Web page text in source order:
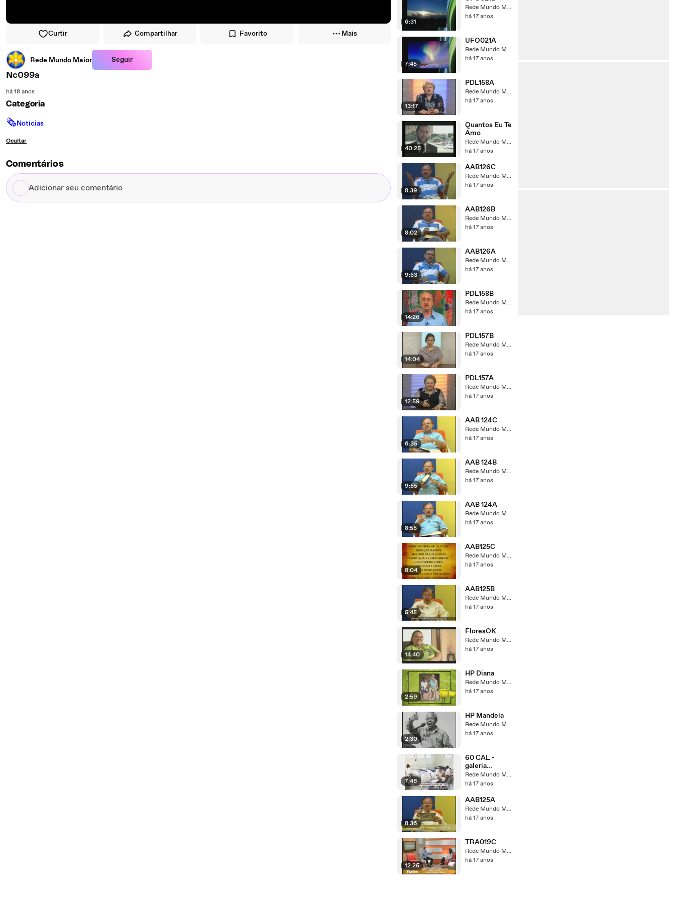
Curtir Compartilhar Favorito Mais
Rede Mundo Maior Seguir
Nc099a
há 18 anos
Categoria
🗞Notícias
Ocultar
Comentários
Adicionar
seu
6:31
Rede Mundo Maior
há 17 anos
7:45
UFO021A
Rede Mundo Maior
há 17 anos
13:17
PDL158A
Rede Mundo Maior
há 17 anos
40:25
Quantos Eu Te
Amo
Rede Mundo Maior
há 17 anos
8:39
AAB126C
Rede Mundo Maior
há 17 anos
8:02
AAB126B
Rede Mundo Maior
há 17 anos
9:53
AAB126A
Rede Mundo Maior
há 17 anos
14:26
PDL158B
Rede Mundo Maior
há 17 anos
14:04
PDL157B
Rede Mundo Maior
há 17 anos
12:59
PDL157A
Rede Mundo Maior
há 17 anos
6:35
AAB 124C
Rede Mundo Maior
há 17 anos
9:55
AAB 124B
Rede Mundo Maior
há 17 anos
8:55
AAB 124A
Rede Mundo Maior
há 17 anos
8:04
AAB125C
Rede Mundo Maior
há 17 anos
5:45
AAB125B
Rede Mundo Maior
há 17 anos
14:40
FloresOK
Rede Mundo Maior
há 17 anos
2:59
HP Diana
Rede Mundo Maior
há 17 anos
2:30
HP Mandela
Rede Mundo Maior
há 17 anos
7:46
60 CAL -
galeria
especiais
tvmm
Rede Mundo Maior
há 17 anos
8:36
AAB125A
Rede Mundo Maior
há 17 anos
12:25
TRA019C
Rede Mundo Maior
há 17 anos